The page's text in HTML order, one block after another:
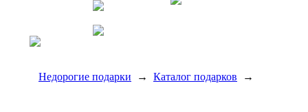
Недорогие подарки → Каталог подарков →